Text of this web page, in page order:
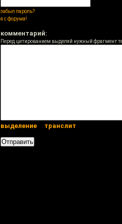
забыл пароль?
я с форума!
комментарий:
Перед цитированием выделяй нужный фрагмент
выделение транслит